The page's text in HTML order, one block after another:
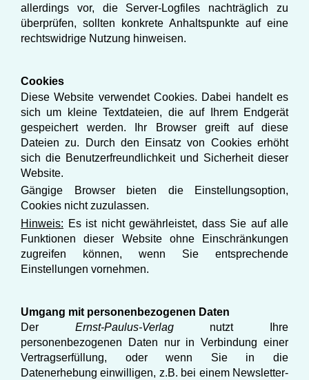
allerdings vor, die Server-Logfiles nachträglich zu
überprüfen, sollten konkrete Anhaltspunkte auf eine
rechtswidrige Nutzung hinweisen.
Cookies
Diese Website verwendet Cookies. Dabei handelt es
sich um kleine Textdateien, die auf Ihrem Endgerät
gespeichert werden. Ihr Browser greift auf diese
Dateien zu. Durch den Einsatz von Cookies erhöht
sich die Benutzerfreundlichkeit und Sicherheit dieser
Website.
Gängige Browser bieten die Einstellungsoption,
Cookies nicht zuzulassen.
Hinweis: Es ist nicht gewährleistet, dass Sie auf alle
Funktionen dieser Website ohne Einschränkungen
zugreifen können, wenn Sie entsprechende
Einstellungen vornehmen.
Umgang mit personenbezogenen Daten
Der Ernst-Paulus-Verlagnutzt Ihre
personenbezogenen Daten nur in Verbindung einer
Vertragserfüllung, oder wenn Sie in die
Datenerhebung einwilligen, z.B. bei einem Newsletter-